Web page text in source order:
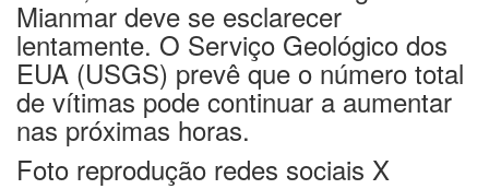
Mianmar deve se esclarecer
lentamente. O Serviço Geológico dos
EUA (USGS) prevê que o número total
de vítimas pode continuar a aumentar
nas próximas horas.
Foto reprodução redes sociais X